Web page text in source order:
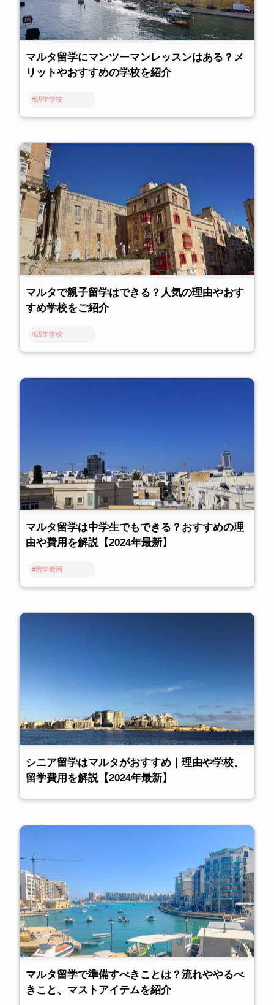
マルタ留学にマンツーマンレッスンはある？メ
リットやおすすめの学校を紹介
#語学学校
マルタで親子留学はできる？人気の理由やおす
すめ学校をご紹介
#語学学校
マルタ留学は中学生でもできる？おすすめの理
由や費用を解説【2024年最新】
#留学費用
シニア留学はマルタがおすすめ｜理由や学校、
留学費用を解説【2024年最新】
マルタ留学で準備すべきことは？流れややるべ
きこと、マストアイテムを紹介